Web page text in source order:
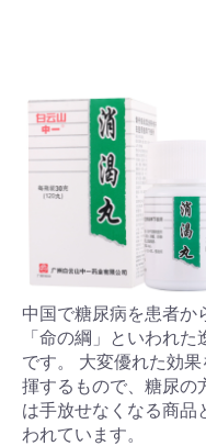
中国で糖尿病を患者か
「命の綱」といわれた
です。 大変優れた効果
揮するもので、糖尿の
は手放せなくなる商品
われています。